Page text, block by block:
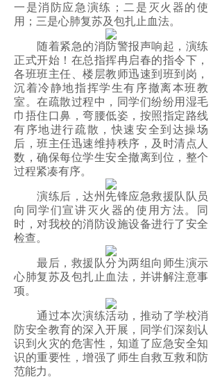
一是消防应急演练；二是灭火器的使
用；三是心肺复苏及包扎止血法。
随着紧急的消防警报声响起，演练
正式开始！在总指挥冉启春的指令下，
各班班主任、楼层教师迅速到班到岗，
沉着冷静地指挥学生有序撤离本班教
室。在疏散过程中，同学们纷纷用湿毛
巾捂住口鼻，弯腰低姿，按照指定路线
有序地进行疏散，快速安全到达操场
后，班主任迅速维持秩序，及时清点人
数，确保每位学生安全撤离到位，整个
过程紧凑有序。
演练后，达州先锋应急救援队队员
向同学们宣讲灭火器的使用方法。同
时，对我校的消防设施设备进行了安全
检查。
最后，救援队分为两组向师生演示
心肺复苏及包扎止血法，并讲解注意事
项。
通过本次演练活动，推动了学校消
防安全教育的深入开展，同学们深刻认
识到火灾的危害性，知道了应急安全知
识的重要性，增强了师生自救互救和防
范能力。